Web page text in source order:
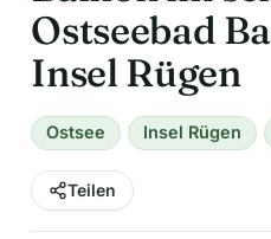
Ostseebad
Insel Rügen
Ostsee Insel Rügen
Teilen